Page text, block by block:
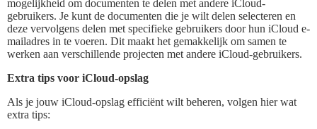
mogelijkheid om documenten te delen met andere iCloud-
gebruikers. Je kunt de documenten die je wilt delen selecteren en
deze vervolgens delen met specifieke gebruikers door hun iCloud e-
mailadres in te voeren. Dit maakt het gemakkelijk om samen te
werken aan verschillende projecten met andere iCloud-gebruikers.
Extra tips voor iCloud-opslag
Als je jouw iCloud-opslag efficiënt wilt beheren, volgen hier wat
extra tips: